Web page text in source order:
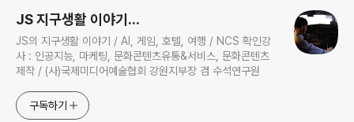
JS 지구생활 이야기...
JS의 지구생활 이야기 / AI, 게임, 호텔, 여행 / NCS 확인강
사 : 인공지능, 마케팅, 문화콘텐츠유통&서비스, 문화콘텐츠
제작 / (사)국제미디어예술협회 강원지부장 겸 수석연구원
구독하기